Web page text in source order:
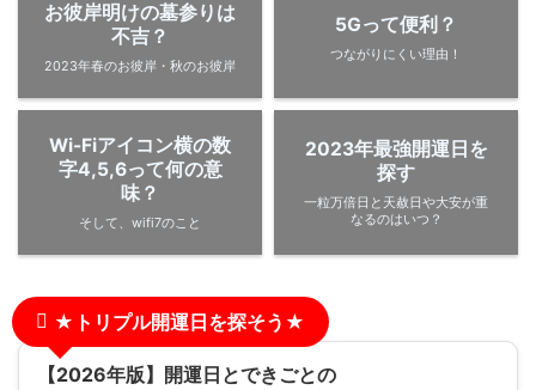
お彼岸明けの墓参りは
不吉？
2023年春のお彼岸・秋のお彼岸
5Gって便利？
つながりにくい理由！
Wi-Fiアイコン横の数
字4,5,6って何の意
味？
そして、wifi7のこと
2023年最強開運日を
探す
一粒万倍日と天赦日や大安が重
なるのはいつ？
★トリプル開運日を探そう★
【2026年版】開運日とできごとの